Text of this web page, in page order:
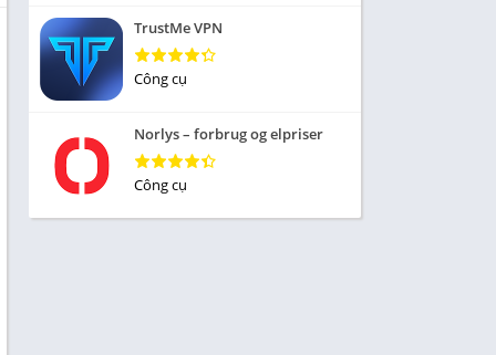
cái
TrustMe VPN
Công cụ
Norlys – forbrug og elpriser
Công cụ